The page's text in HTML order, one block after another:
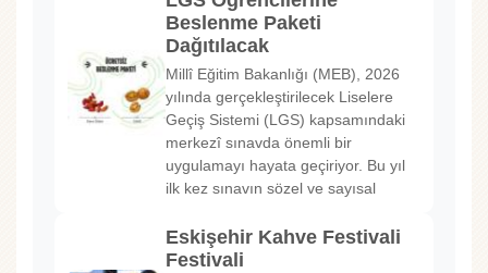
Beslenme Paketi
Dağıtılacak
Millî Eğitim Bakanlığı (MEB), 2026
yılında gerçekleştirilecek Liselere
Geçiş Sistemi (LGS) kapsamındaki
merkezî sınavda önemli bir
uygulamayı hayata geçiriyor. Bu yıl
ilk kez sınavın sözel ve sayısal
Eskişehir Kahve Festivali
Festivali